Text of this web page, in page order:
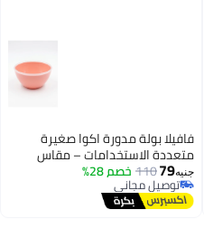
فافيلا بولة مدورة اكوا صغيرة
متعددة الاستخدامات – مقاس
11.5×6 سم – كود 917-عملية
وخفيفة للاستخدام اليومي
جنيه79
110خصم 28%
توصيل مجاني
توصيل مجاني